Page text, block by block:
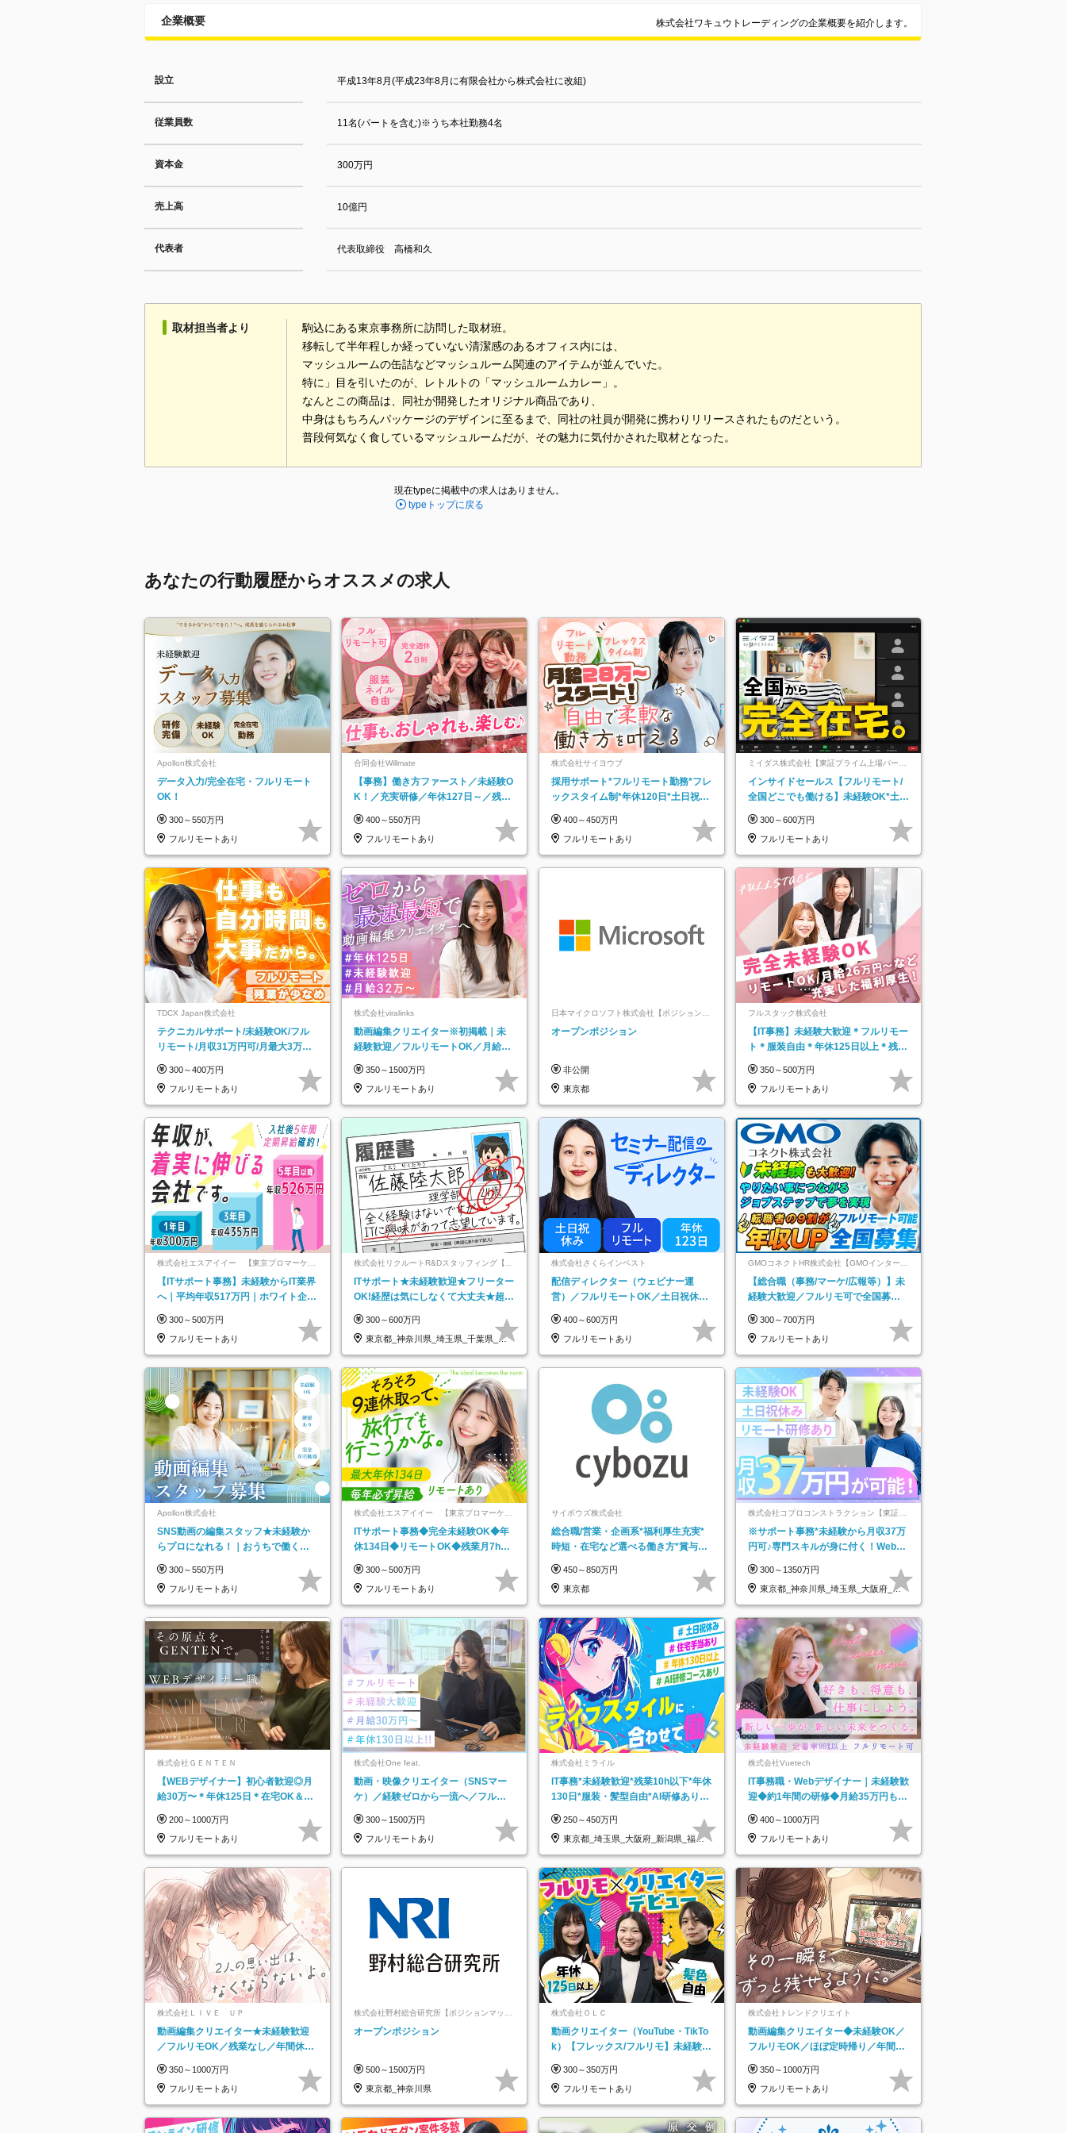
企業概要 株式会社ワキュウトレーディングの企業概要を紹介します。
設立 平成13年8月(平成23年8月に有限会社から株式会社に改組)
従業員数 11名(パートを含む)※うち本社勤務4名
資本金 300万円
売上高 10億円
代表者 代表取締役 高橋和久
取材担当者より
駒込にある東京事務所に訪問した取材班。
移転して半年程しか経っていない清潔感のあるオフィス内には、
マッシュルームの缶詰などマッシュルーム関連のアイテムが並んでいた。
特に」目を引いたのが、レトルトの「マッシュルームカレー」。
なんとこの商品は、同社が開発したオリジナル商品であり、
中身はもちろんパッケージのデザインに至るまで、同社の社員が開発に携わりリリースされたものだという。
普段何気なく食しているマッシュルームだが、その魅力に気付かされた取材となった。
現在typeに掲載中の求人はありません。
typeトップに戻る
あなたの行動履歴からオススメの求人
Apollon株式会社
データ入力/完全在宅・フルリモート
OK！
300～550万円
フルリモートあり
合同会社Willmate
【事務】働き方ファースト／未経験O
K！／充実研修／年休127日～／残業
400～550万円
フルリモートあり
株式会社サイヨウブ
採用サポート*フルリモート勤務*フレ
ックスタイム制*年休120日*土日祝休
400～450万円
フルリモートあり
ミイダス株式会社【東証プライム上場パーソ
インサイドセールス【フルリモート/
全国どこでも働ける】未経験OK*土日
300～600万円
フルリモートあり
TDCX Japan株式会社
テクニカルサポート/未経験OK/フル
リモート/月収31万円可/月最大3万の
300～400万円
フルリモートあり
株式会社viralinks
動画編集クリエイター※初掲載｜未
経験歓迎／フルリモートOK／月給32
350～1500万円
フルリモートあり
日本マイクロソフト株式会社【ポジションマ
ッチ登録】
オープンポジション
非公開
東京都
フルスタック株式会社
【IT事務】未経験大歓迎＊フルリモー
ト＊服装自由＊年休125日以上＊残業
350～500万円
フルリモートあり
株式会社エスアイイー 【東京プロマーケッ
ト上場】
【ITサポート事務】未経験からIT業界
へ｜平均年収517万円｜ホワイト企業
300～500万円
フルリモートあり
株式会社リクルートR&Dスタッフィング【リ
クルートグループ】
ITサポート★未経験歓迎★フリーター
OK!経歴は気にしなくて大丈夫★超大
300～600万円
東京都_神奈川県_埼玉県_千葉県_大
阪府…
株式会社さくらインベスト
配信ディレクター（ウェビナー運
営）／フルリモートOK／土日祝休み
400～600万円
フルリモートあり
GMOコネクトHR株式会社【GMOインターネ
ットグループ】
【総合職（事務/マーケ/広報等）】未
経験大歓迎／フルリモ可で全国募
★
300～700万円
フルリモートあり
Apollon株式会社
SNS動画の編集スタッフ★未経験か
らプロになれる！｜おうちで働くフ
300～550万円
フルリモートあり
株式会社エスアイイー 【東京プロマーケッ
ITサポート事務◆完全未経験OK◆年
休134日◆リモートOK◆残業月7h以
300～500万円
フルリモートあり
サイボウズ株式会社
総合職/営業・企画系*福利厚生充実*
時短・在宅など選べる働き方*賞与年
450～850万円
東京都
株式会社コプロコンストラクション【東証プ
ライム上場コプロ・ホールディングス子会
社】
※サポート事務*未経験から月収37万
円可♪専門スキルが身に付く！Web面
300～1350万円
東京都_神奈川県_埼玉県_大阪府_愛
知県…
株式会社ＧＥＮＴＥＮ
【WEBデザイナー】初⼼者歓迎◎⽉
給30万〜＊年休125⽇＊在宅OK＆研
200～1000万円
フルリモートあり
株式会社One feat.
動画・映像クリエイター（SNSマー
ケ）／経験ゼロから一流へ／フルリ
日以上
300～1500万円
フルリモートあり
株式会社ミライル
IT事務*未経験歓迎*残業10h以下*年休
130日*服装・髪型自由*AI研修あり*
250～450万円
東京都_埼玉県_大阪府_新潟県_福岡
県
株式会社Vuetech
IT事務職・Webデザイナー｜未経験歓
迎◆約1年間の研修◆月給35万円も可
400～1000万円
フルリモートあり
株式会社ＬＩＶＥ ＵＰ
動画編集クリエイター★未経験歓迎
／フルリモOK／残業なし／年間休日
実で安心
350～1000万円
フルリモートあり
株式会社野村総合研究所【ポジションマッチ
オープンポジション
500～1500万円
東京都_神奈川県
株式会社ＯＬＣ
動画クリエイター（YouTube・TikTo
k）【フレックス/フルリモ】未経験O
300～350万円
フルリモートあり
株式会社トレンドクリエイト
動画編集クリエイター◆未経験OK／
フルリモOK／ほぼ定時帰り／年間休
OK
350～1000万円
フルリモートあり